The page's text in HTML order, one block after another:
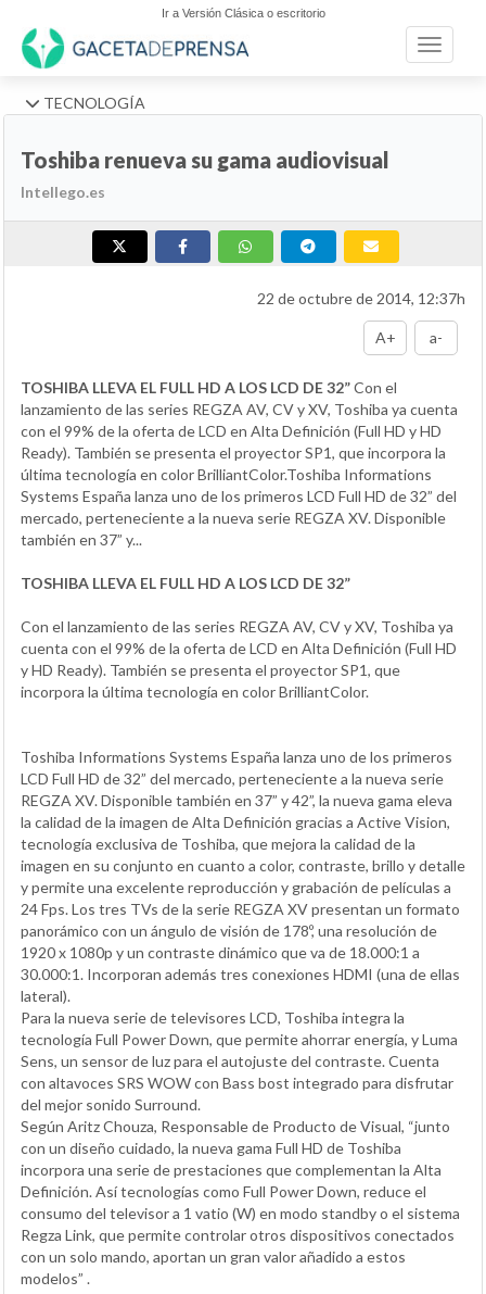
Ir a Versión Clásica o escritorio
Toggle
TECNOLOGÍA
Toshiba renueva su gama audiovisual
Intellego.es
22 de octubre de 2014, 12:37h
A+ a-
TOSHIBA LLEVA EL FULL HD A LOS LCD DE 32”Con el
lanzamiento de las series REGZA AV, CV y XV, Toshiba ya cuenta
con el 99% de la oferta de LCD en Alta Definición (Full HD y HD
Ready). También se presenta el proyector SP1, que incorpora la
última tecnología en color BrilliantColor.Toshiba Informations
Systems España lanza uno de los primeros LCD Full HD de 32” del
mercado, perteneciente a la nueva serie REGZA XV. Disponible
también en 37” y...
TOSHIBA LLEVA EL FULL HD A LOS LCD DE 32”
Con el lanzamiento de las series REGZA AV, CV y XV, Toshiba ya
cuenta con el 99% de la oferta de LCD en Alta Definición (Full HD
y HD Ready). También se presenta el proyector SP1, que
incorpora la última tecnología en color BrilliantColor.
Toshiba Informations Systems España lanza uno de los primeros
LCD Full HD de 32” del mercado, perteneciente a la nueva serie
REGZA XV. Disponible también en 37” y 42”, la nueva gama eleva
la calidad de la imagen de Alta Definición gracias a Active Vision,
tecnología exclusiva de Toshiba, que mejora la calidad de la
imagen en su conjunto en cuanto a color, contraste, brillo y detalle
y permite una excelente reproducción y grabación de películas a
24 Fps. Los tres TVs de la serie REGZA XV presentan un formato
panorámico con un ángulo de visión de 178º, una resolución de
1920 x 1080p y un contraste dinámico que va de 18.000:1 a
30.000:1. Incorporan además tres conexiones HDMI (una de ellas
lateral).
Para la nueva serie de televisores LCD, Toshiba integra la
tecnología Full Power Down, que permite ahorrar energía, y Luma
Sens, un sensor de luz para el autojuste del contraste. Cuenta
con altavoces SRS WOW con Bass bost integrado para disfrutar
del mejor sonido Surround.
Según Aritz Chouza, Responsable de Producto de Visual, “junto
con un diseño cuidado, la nueva gama Full HD de Toshiba
incorpora una serie de prestaciones que complementan la Alta
Definición. Así tecnologías como Full Power Down, reduce el
consumo del televisor a 1 vatio (W) en modo standby o el sistema
Regza Link, que permite controlar otros dispositivos conectados
con un solo mando, aportan un gran valor añadido a estos
modelos” .